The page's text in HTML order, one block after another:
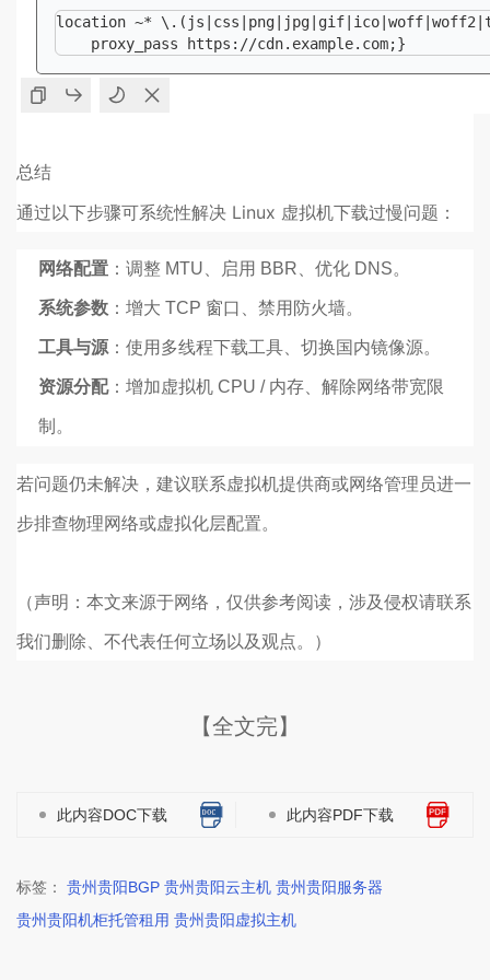
location ~*
proxy_pass https://cdn.example.com;}
总结
通过以下步骤可系统性解决 Linux 虚拟机下载过慢问题：
网络配置 ：调整 MTU、启用 BBR、优化 DNS。
系统参数 ：增大 TCP 窗口、禁用防火墙。
工具与源 ：使用多线程下载工具、切换国内镜像源。
资源分配：增加虚拟机 CPU / 内存、解除网络带宽限
制。
若问题仍未解决，建议联系虚拟机提供商或网络管理员进一
步排查物理网络或虚拟化层配置。
（声明：本文来源于网络，仅供参考阅读，涉及侵权请联系
我们删除、不代表任何立场以及观点。）
【全文完】
此内容DOC下载 此内容PDF下载
标签：
贵州贵阳BGP 贵州贵阳云主机 贵州贵阳服务器
贵州贵阳机柜托管租用 贵州贵阳虚拟主机